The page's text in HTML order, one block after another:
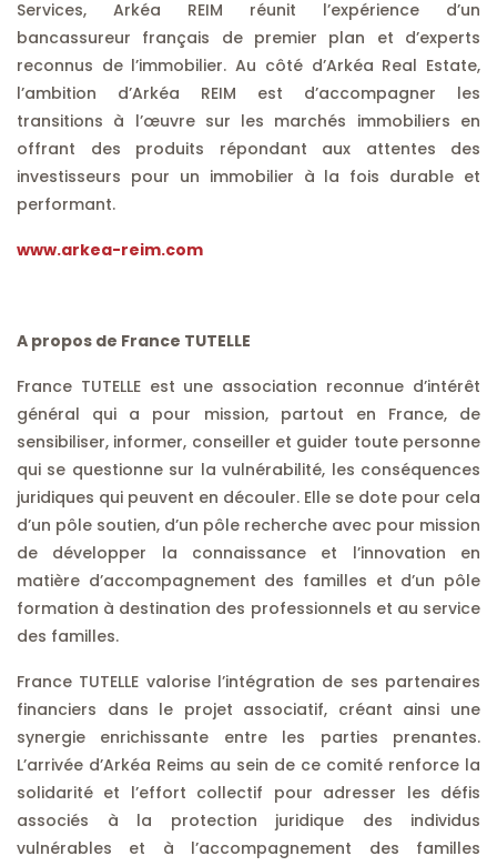
Services, Arkéa REIM réunit l’expérience d’un
bancassureur français de premier plan et d’experts
reconnus de l’immobilier. Au côté d’Arkéa Real Estate,
l’ambition d’Arkéa REIM est d’accompagner les
transitions à l’œuvre sur les marchés immobiliers en
offrant des produits répondant aux attentes des
investisseurs pour un immobilier à la fois durable et
performant.
www.arkea-reim.com
A propos de France TUTELLE
France TUTELLE est une association reconnue d’intérêt
général qui a pour mission, partout en France, de
sensibiliser, informer, conseiller et guider toute personne
qui se questionne sur la vulnérabilité, les conséquences
juridiques qui peuvent en découler. Elle se dote pour cela
d’un pôle soutien, d’un pôle recherche avec pour mission
de développer la connaissance et l’innovation en
matière d’accompagnement des familles et d’un pôle
formation à destination des professionnels et au service
des familles.
France TUTELLE valorise l’intégration de ses partenaires
financiers dans le projet associatif, créant ainsi une
synergie enrichissante entre les parties prenantes.
L’arrivée d’Arkéa Reims au sein de ce comité renforce la
solidarité et l’effort collectif pour adresser les défis
associés à la protection juridique des individus
vulnérables et à l’accompagnement des familles